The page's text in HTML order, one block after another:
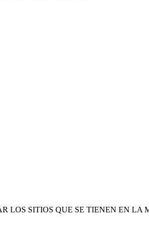
LOS SITIOS QUE SE TIENEN EN LA